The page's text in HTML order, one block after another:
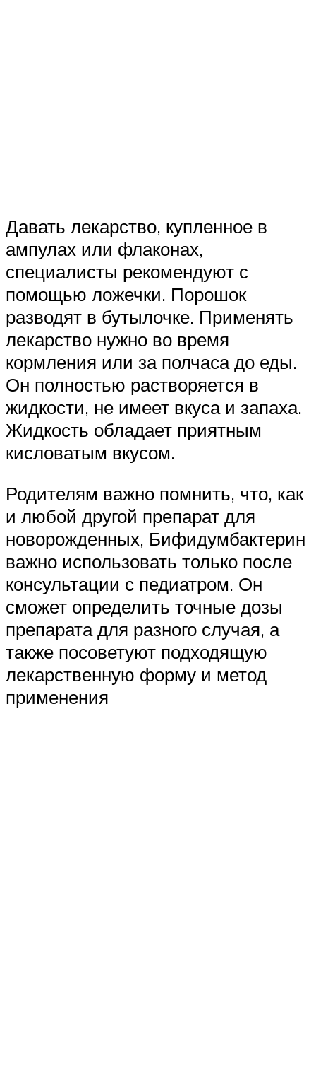
Давать лекарство, купленное в
ампулах или флаконах,
специалисты рекомендуют с
помощью ложечки. Порошок
разводят в бутылочке. Применять
лекарство нужно во время
кормления или за полчаса до еды.
Он полностью растворяется в
жидкости, не имеет вкуса и запаха.
Жидкость обладает приятным
кисловатым вкусом.
Родителям важно помнить, что, как
и любой другой препарат для
новорожденных, Бифидумбактерин
важно использовать только после
консультации с педиатром. Он
сможет определить точные дозы
препарата для разного случая, а
также посоветуют подходящую
лекарственную форму и метод
применения